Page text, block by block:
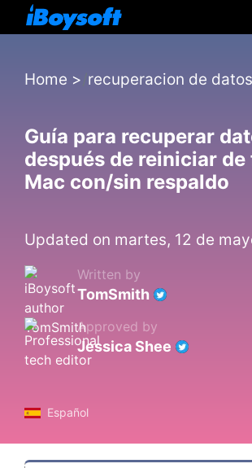
Home > recuperacion de
Guía para recuperar
después de reiniciar
Mac con/sin respaldo
Updated on martes, 12 de
Written by
TomSmith
Approved by
Jessica Shee
Español